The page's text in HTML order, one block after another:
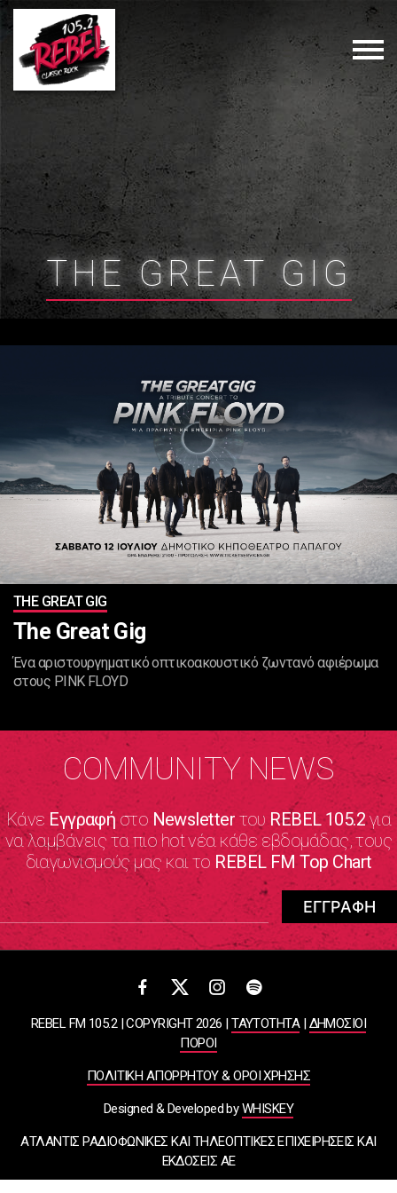
THE GREAT GIG
THE GREAT GIG
The Great Gig
Ένα αριστουργηματικό οπτικοακουστικό ζωντανό αφιέρωμα
στους PINK FLOYD
COMMUNITY NEWS
Κάνε Εγγραφήστο NewsletterτουREBEL 105.2για
να λαμβάνεις τα πιο hot νέα κάθε εβδομάδας, τους
διαγωνισμούς μας και το REBEL FM Top Chart
REBEL FM 105.2 | COPYRIGHT 2026 |ΤΑΥΤΟΤΗΤΑ|ΔΗΜΟΣΙΟΙ
ΠΟΡΟΙ
ΠΟΛΙΤΙΚΗ ΑΠΟΡΡΗΤΟΥ & ΟΡΟΙ ΧΡΗΣΗΣ
Designed & Developed byWHISKEY
ΑΤΛΑΝΤΙΣ ΡΑΔΙΟΦΩΝΙΚΕΣ ΚΑΙ ΤΗΛΕΟΠΤΙΚΕΣ ΕΠΙΧΕΙΡΗΣΕΙΣ ΚΑΙ
ΕΚΔΟΣΕΙΣ ΑΕ